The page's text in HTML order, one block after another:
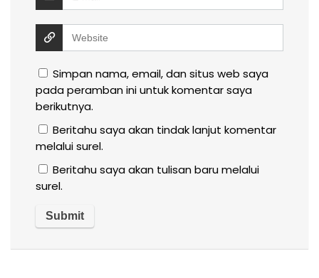
Simpan nama, email, dan situs web saya
pada peramban ini untuk komentar saya
berikutnya.
Beritahu saya akan tindak lanjut komentar
melalui surel.
Beritahu saya akan tulisan baru melalui
surel.